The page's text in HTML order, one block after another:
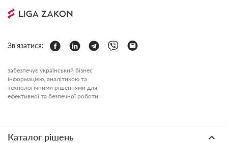
Зв'язатися:
забезпечує український бізнес
інформацією, аналітикою та
технологічними рішеннями для
ефективної та безпечної роботи.
Каталог рішень